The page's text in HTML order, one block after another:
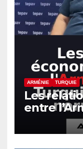
ARMÉNIE TURQUIE
Les
entre
en voie